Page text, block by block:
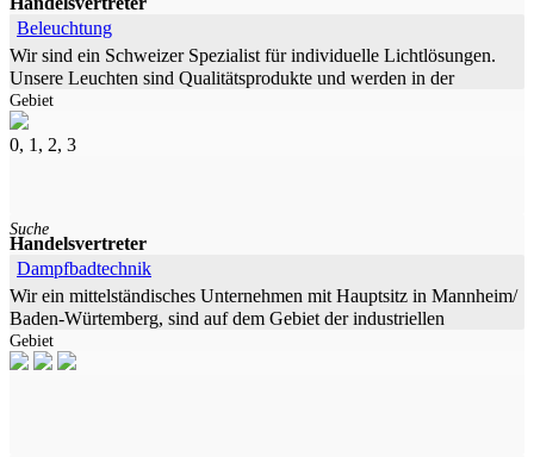
Beleuchtung
Wir sind ein Schweizer Spezialist für individuelle Lichtlösungen.
Unsere Leuchten sind Qualitätsprodukte und werden in der
Schweiz Entwickelt und Produziert. Unser Spezialgebiet sind
neben unserem
Gebiet
0, 1, 2, 3
Suche
Handelsvertreter
Dampfbadtechnik
Wir ein mittelständisches Unternehmen mit Hauptsitz in Mannheim/
Baden-Würtemberg, sind auf dem Gebiet der industriellen
Elektronik tätig. Für unseren Bereich „Wellness & Sanitär“ suchen
wir mehrere
Gebiet